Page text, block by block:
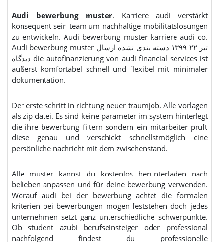
Audi bewerbung muster. Karriere audi verstärkt
konsequent sein team um nachhaltige mobilitätslösungen
zu entwickeln. Audi bewerbung muster karriere audi co.
Audi bewerbung muster تیر ۲۲ ۱۳۹۹ دسته بندی نشده ارسال
دیدگاه die autofinanzierung von audi financial services ist
äußerst komfortabel schnell und flexibel mit minimaler
dokumentation.
Der erste schritt in richtung neuer traumjob. Alle vorlagen
als zip datei. Es sind keine parameter im system hinterlegt
die ihre bewerbung filtern sondern ein mitarbeiter prüft
diese genau und verschickt schnellstmöglich eine
persönliche nachricht mit dem zwischenstand.
Alle muster kannst du kostenlos herunterladen nach
belieben anpassen und für deine bewerbung verwenden.
Worauf audi bei der bewerbung achtet die formalen
kriterien bei bewerbungen mögen feststehen doch jedes
unternehmen setzt ganz unterschiedliche schwerpunkte.
Ob student azubi berufseinsteiger oder professional
nachfolgend findest du professionelle